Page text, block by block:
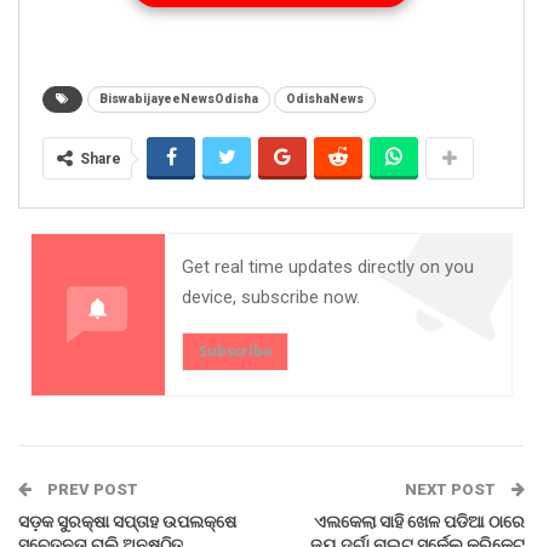
ପାଢୀ,ଆଶାଲତା ପାଣିଗ୍ରାହୀ ସମେତ ୩୫ ଜଣ ଅଂଶଗ୍ରହଣ
Share on:BiswabijayeeNewsOdisha OdishaNews
Share
Get real time updates directly on you
device, subscribe now.
Subscribe
PREV POST
ସଡ଼କ ସୁରକ୍ଷା ସପ୍ତାହ ଉପଲକ୍ଷେ
NEXT POST
ଏଲକେଲା ସାହି ଖେଳ ପଡିଆ ଠାରେ